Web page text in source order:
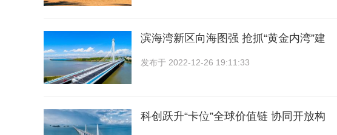
滨海湾新区向海图强 抢抓“黄金内湾”建
发布于 2022-12-26 19:11:33
科创跃升“卡位”全球价值链 协同开放构